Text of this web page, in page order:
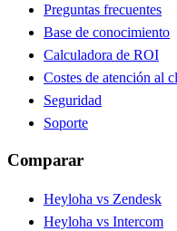
Preguntas frecuentes
Base de conocimiento
Calculadora de ROI
Costes de atención al
Seguridad
Soporte
Comparar
Heyloha vs Zendesk
Heyloha vs Intercom